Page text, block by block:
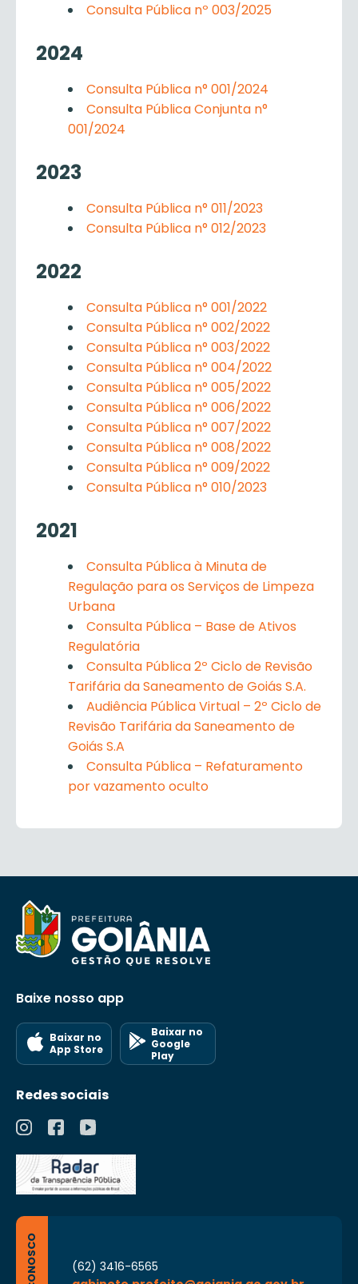
Consulta Pública nº 003/2025
2024
Consulta Pública n° 001/2024
Consulta Pública Conjunta n°
001/2024
2023
Consulta Pública n° 011/2023
Consulta Pública n° 012/2023
2022
Consulta Pública n° 001/2022
Consulta Pública n° 002/2022
Consulta Pública n° 003/2022
Consulta Pública n° 004/2022
Consulta Pública n° 005/2022
Consulta Pública n° 006/2022
Consulta Pública n° 007/2022
Consulta Pública n° 008/2022
Consulta Pública n° 009/2022
Consulta Pública n° 010/2023
2021
Consulta Pública à Minuta de
Regulação para os Serviços de Limpeza
Urbana
Consulta Pública – Base de Ativos
Regulatória
Consulta Pública 2º Ciclo de Revisão
Tarifária da Saneamento de Goiás S.A.
Audiência Pública Virtual – 2º Ciclo de
Revisão Tarifária da Saneamento de
Goiás S.A
Consulta Pública – Refaturamento
por vazamento oculto
Baixe nosso app
Baixar no
App Store
Baixar no
Google
Play
Redes sociais
(62) 3416-6565